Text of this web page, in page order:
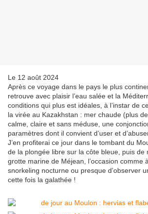
Le 12 août 2024
Après ce voyage dans le pays le plus
retrouve avec plaisir l’eau salée et la
conditions qui plus est idéales, à l’instar de
la virée au Kazakhstan : mer chaude (plus de
calme, claire et sans méduse, une
paramètres dont il convient d’user et
J’en profiterai ce jour dans le tombant du
de la plongée libre sur la côte bleue, puis de
grotte marine de Méjean, l’occasion comme
snorkeling nocturne ou presque d’observer
cette fois la galathée !